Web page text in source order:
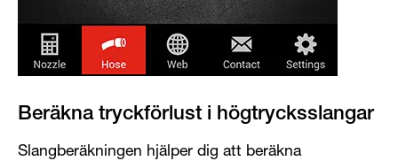
Beräkna tryckförlust i högtrycksslangar
Slangberäkningen hjälper dig att beräkna